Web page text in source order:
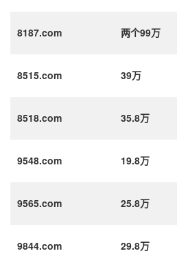
8187.com 两个99万
8515.com 39万
8518.com 35.8万
9548.com 19.8万
9565.com 25.8万
9844.com 29.8万